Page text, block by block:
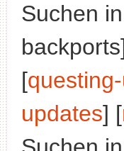
Suchen
[
updates] [